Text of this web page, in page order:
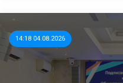
14:18 04.08.2026